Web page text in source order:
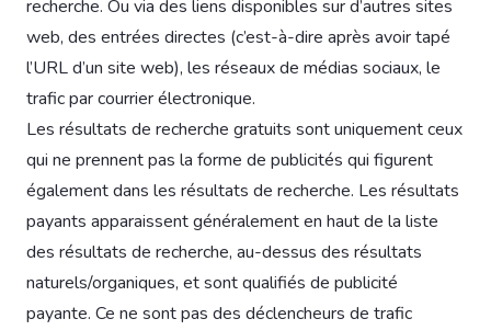
recherche. Ou via des liens disponibles sur d’autres sites
web, des entrées directes (c’est-à-dire après avoir tapé
l’URL d’un site web), les réseaux de médias sociaux, le
trafic par courrier électronique.
Les résultats de recherche gratuits sont uniquement ceux
qui ne prennent pas la forme de publicités qui figurent
également dans les résultats de recherche. Les résultats
payants apparaissent généralement en haut de la liste
des résultats de recherche, au-dessus des résultats
naturels/organiques, et sont qualifiés de publicité
payante. Ce ne sont pas des déclencheurs de trafic